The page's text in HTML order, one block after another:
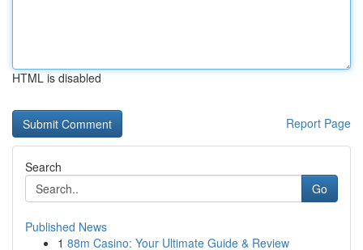
HTML is disabled
Report Page
Search
Go
Published News
1 88m Casino: Your Ultimate Guide & Review